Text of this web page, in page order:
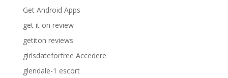
Get Android Apps
get it on review
getiton reviews
girlsdateforfree Accedere
glendale-1 escort